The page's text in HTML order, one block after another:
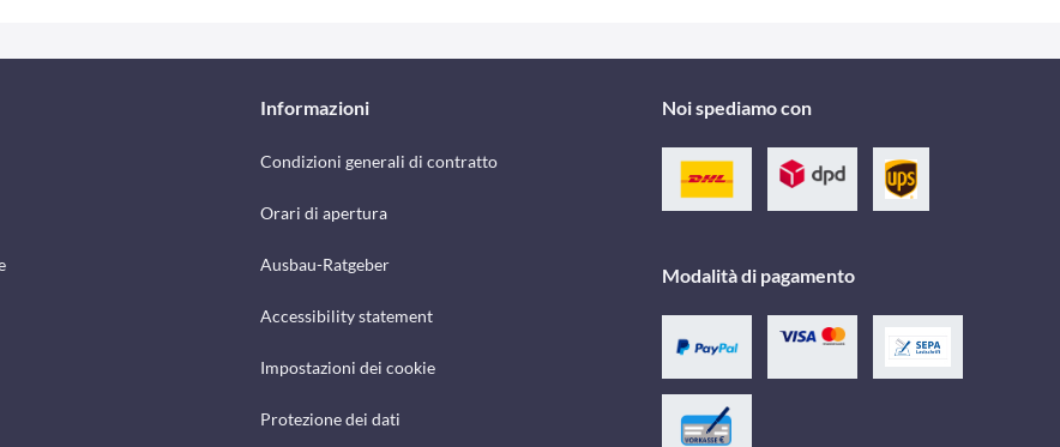
Informazioni
Condizioni generali di contratto
Orari di apertura
Ausbau-Ratgeber
Accessibility statement
Impostazioni dei cookie
Protezione dei dati
Noi spediamo con
Modalità di pagamento